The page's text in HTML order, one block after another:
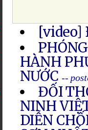
[video]
HÀNH
NƯỚC --
ĐỐI
NINH
DIỄN